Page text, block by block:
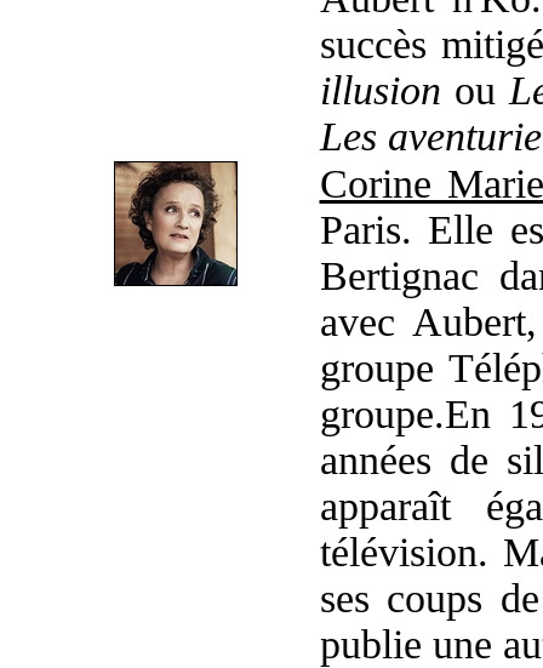
succès
illusion ou
Les
Corine
Paris. Elle
Bertignac
avec
groupe
groupe.En
années de
apparaît
télévision.
ses coups
publie une